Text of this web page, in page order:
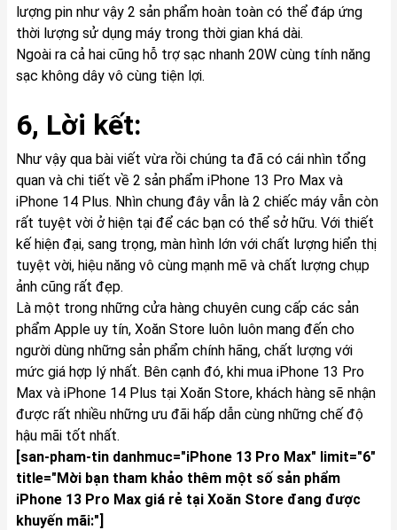
lượng pin như vậy 2 sản phẩm hoàn toàn có thể đáp ứng
thời lượng sử dụng máy trong thời gian khá dài.
Ngoài ra cả hai cũng hỗ trợ sạc nhanh 20W cùng tính năng
sạc không dây vô cùng tiện lợi.
6, Lời kết:
Như vậy qua bài viết vừa rồi chúng ta đã có cái nhìn tổng
quan và chi tiết về 2 sản phẩm iPhone 13 Pro Max và
iPhone 14 Plus. Nhìn chung đây vẫn là 2 chiếc máy vẫn còn
rất tuyệt vời ở hiện tại để các bạn có thể sở hữu. Với thiết
kế hiện đại, sang trọng, màn hình lớn với chất lượng hiển thị
tuyệt vời, hiệu năng vô cùng mạnh mẽ và chất lượng chụp
ảnh cũng rất đẹp.
Là một trong những cửa hàng chuyên cung cấp các sản
phẩm Apple uy tín, Xoăn Store luôn luôn mang đến cho
người dùng những sản phẩm chính hãng, chất lượng với
mức giá hợp lý nhất. Bên cạnh đó, khi mua iPhone 13 Pro
Max và iPhone 14 Plus tại Xoăn Store, khách hàng sẽ nhận
được rất nhiều những ưu đãi hấp dẫn cùng những chế độ
hậu mãi tốt nhất.
[san-pham-tin danhmuc="iPhone 13 Pro Max" limit="6"
title="Mời bạn tham khảo thêm một số sản phẩm
iPhone 13 Pro Max giá rẻ tại Xoăn Store đang được
khuyến mãi:"]